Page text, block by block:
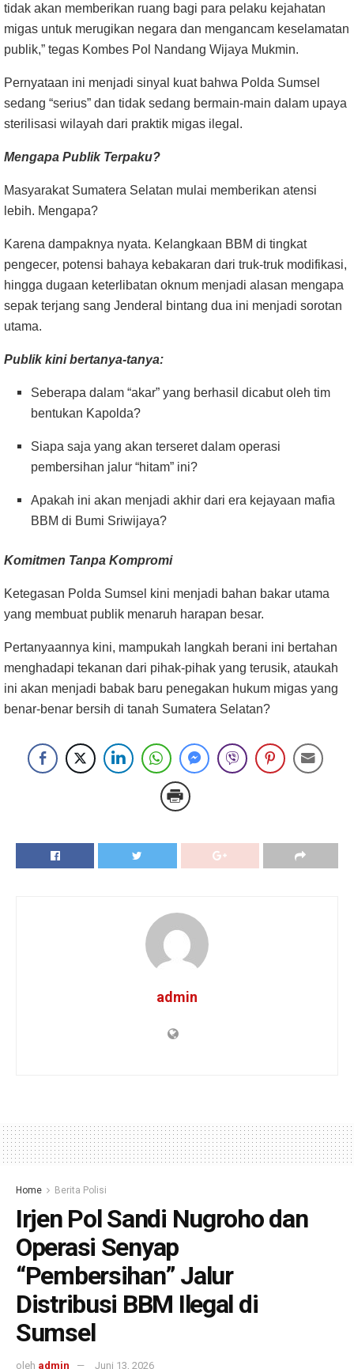
tidak akan memberikan ruang bagi para pelaku kejahatan
migas untuk merugikan negara dan mengancam keselamatan
publik,” tegas Kombes Pol Nandang Wijaya Mukmin.
Pernyataan ini menjadi sinyal kuat bahwa Polda Sumsel
sedang “serius” dan tidak sedang bermain-main dalam upaya
sterilisasi wilayah dari praktik migas ilegal.
Mengapa Publik Terpaku?
Masyarakat Sumatera Selatan mulai memberikan atensi
lebih. Mengapa?
Karena dampaknya nyata. Kelangkaan BBM di tingkat
pengecer, potensi bahaya kebakaran dari truk-truk modifikasi,
hingga dugaan keterlibatan oknum menjadi alasan mengapa
sepak terjang sang Jenderal bintang dua ini menjadi sorotan
utama.
Publik kini bertanya-tanya:
Seberapa dalam “akar” yang berhasil dicabut oleh tim
bentukan Kapolda?
Siapa saja yang akan terseret dalam operasi
pembersihan jalur “hitam” ini?
Apakah ini akan menjadi akhir dari era kejayaan mafia
BBM di Bumi Sriwijaya?
Komitmen Tanpa Kompromi
Ketegasan Polda Sumsel kini menjadi bahan bakar utama
yang membuat publik menaruh harapan besar.
Pertanyaannya kini, mampukah langkah berani ini bertahan
menghadapi tekanan dari pihak-pihak yang terusik, ataukah
ini akan menjadi babak baru penegakan hukum migas yang
benar-benar bersih di tanah Sumatera Selatan?
admin
Home Berita Polisi
Irjen Pol Sandi Nugroho dan
Operasi Senyap
“Pembersihan” Jalur
Distribusi BBM Ilegal di
Sumsel
oleh admin Juni 13, 2026